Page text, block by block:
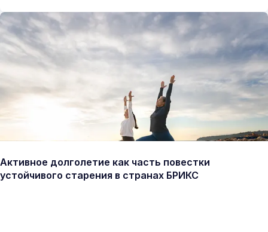
Активное долголетие как часть повестки
устойчивого старения в странах БРИКС